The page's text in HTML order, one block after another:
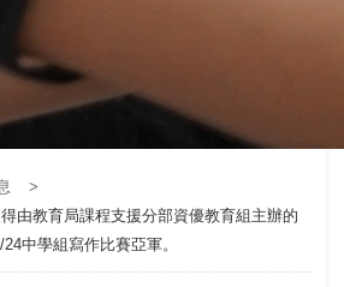
>
由教育局課程支援分部資優教育組主辦的
中學組寫作比賽亞軍。